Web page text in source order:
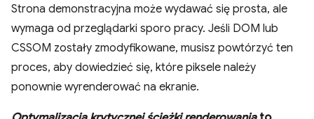
Strona demonstracyjna może wydawać się prosta, ale
wymaga od przeglądarki sporo pracy. Jeśli DOM lub
CSSOM zostały zmodyfikowane, musisz powtórzyć ten
proces, aby dowiedzieć się, które piksele należy
ponownie wyrenderować na ekranie.